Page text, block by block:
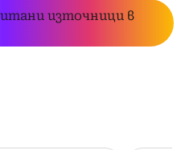
източници в